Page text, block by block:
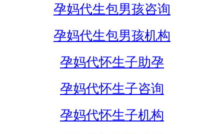
孕妈代生包男孩咨询
孕妈代生包男孩机构
孕妈代怀生子助孕
孕妈代怀生子咨询
孕妈代怀生子机构